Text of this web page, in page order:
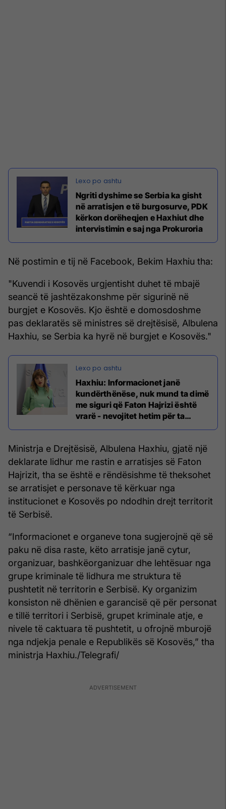
Ngriti dyshime se Serbia ka gisht
në arratisjen e të burgosurve, PDK
kërkon dorëheqjen e Haxhiut dhe
intervistimin e saj nga Prokuroria
Në postimin e tij në Facebook, Bekim Haxhiu tha:
"Kuvendi i Kosovës urgjentisht duhet të mbajë
seancë të jashtëzakonshme për sigurinë në
burgjet e Kosovës. Kjo është e domosdoshme
pas deklaratës së ministres së drejtësisë, Albulena
Haxhiu, se Serbia ka hyrë në burgjet e Kosovës."
Haxhiu: Informacionet janë
kundërthënëse, nuk mund ta dimë
me siguri që Faton Hajrizi është
vrarë - nevojitet hetim për ta
Ministrja e Drejtësisë, Albulena Haxhiu, gjatë një
deklarate lidhur me rastin e arratisjes së Faton
Hajrizit, tha se është e rëndësishme të theksohet
se arratisjet e personave të kërkuar nga
institucionet e Kosovës po ndodhin drejt territorit
të Serbisë.
“Informacionet e organeve tona sugjerojnë që së
paku në disa raste, këto arratisje janë cytur,
organizuar, bashkëorganizuar dhe lehtësuar nga
grupe kriminale të lidhura me struktura të
pushtetit në territorin e Serbisë. Ky organizim
konsiston në dhënien e garancisë që për personat
e tillë territori i Serbisë, grupet kriminale atje, e
nivele të caktuara të pushtetit, u ofrojnë mburojë
nga ndjekja penale e Republikës së Kosovës,” tha
ministrja Haxhiu./Telegrafi/